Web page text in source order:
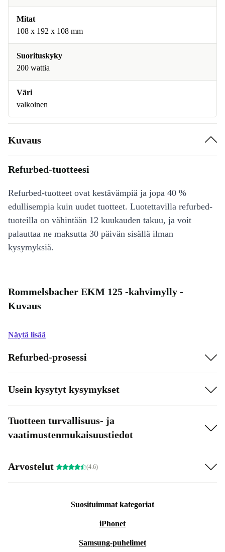
Mitat
108 x 192 x 108 mm
Suorituskyky
200 wattia
Väri
valkoinen
Kuvaus
Refurbed-tuotteesi
Refurbed-tuotteet ovat kestävämpiä ja jopa 40 %
edullisempia kuin uudet tuotteet. Luotettavilla refurbed-
tuoteilla on vähintään 12 kuukauden takuu, ja voit
palauttaa ne maksutta 30 päivän sisällä ilman
kysymyksiä.
Rommelsbacher EKM 125 -kahvimylly -
Kuvaus
Näytä lisää
Refurbed-prosessi
Usein kysytyt kysymykset
Tuotteen turvallisuus- ja
vaatimustenmukaisuustiedot
Arvostelut (4.6)
Suosituimmat kategoriat
iPhonet
Samsung-puhelimet